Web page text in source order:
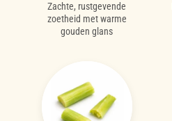
Zachte, rustgevende
zoetheid met warme
gouden glans